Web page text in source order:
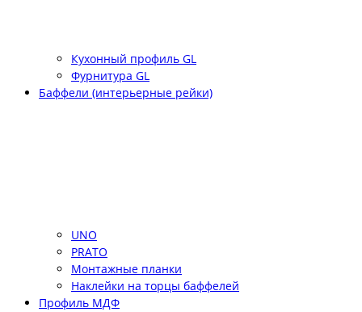
Кухонный профиль GL
Фурнитура GL
Баффели (интерьерные рейки)
UNO
PRATO
Монтажные планки
Наклейки на торцы баффелей
Профиль МДФ